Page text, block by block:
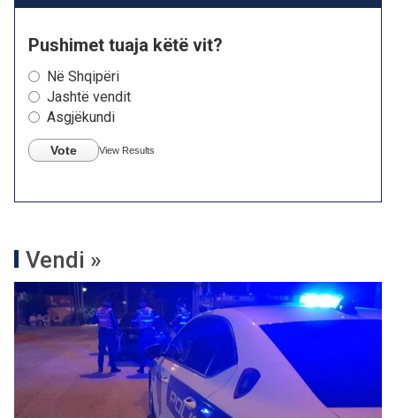
Pushimet tuaja këtë vit?
Në Shqipëri
Jashtë vendit
Asgjëkundi
Vote View Results
Vendi »